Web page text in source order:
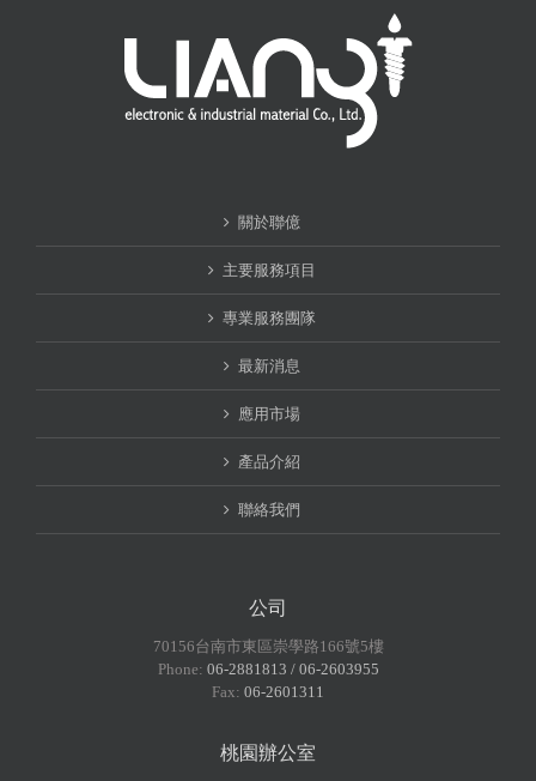
關於聯億
主要服務項目
專業服務團隊
最新消息
應用市場
產品介紹
聯絡我們
公司
70156台南市東區崇學路166號5樓
Phone: 06-2881813 / 06-2603955
Fax: 06-2601311
桃園辦公室